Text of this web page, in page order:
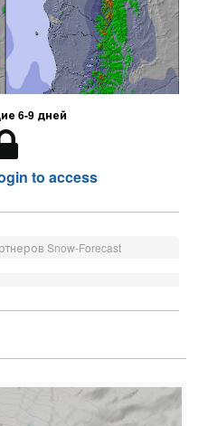
6-9 дней
to access
Snow-Forecast